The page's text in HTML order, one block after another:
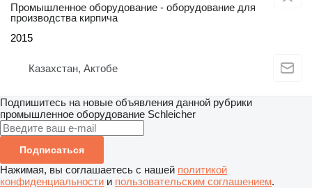
Промышленное оборудование - оборудование для
производства кирпича
2015
Казахстан, Актобе
Подпишитесь на новые объявления данной рубрики
промышленное оборудование Schleicher
Подписаться
Нажимая, вы соглашаетесь с нашей политикой
конфиденциальности и пользовательским соглашением.